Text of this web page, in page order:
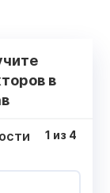
в
1 из 4